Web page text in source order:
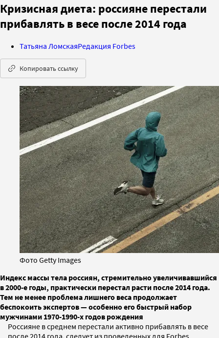
Кризисная диета: россияне перестали
прибавлять в весе после 2014 года
Татьяна ЛомскаяРедакция Forbes
Копировать ссылку
Фото Getty Images
Индекс массы тела россиян, стремительно увеличивавшийся
в 2000-е годы, практически перестал расти после 2014 года.
Тем не менее проблема лишнего веса продолжает
беспокоить экспертов — особенно его быстрый набор
мужчинами 1970-1990-х годов рождения
Россияне в среднем перестали активно прибавлять в весе
после 2014 года, следует из проведенных для Forbes